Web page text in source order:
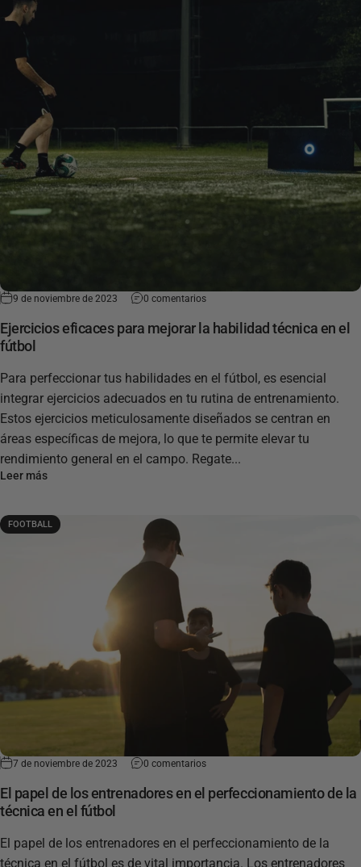
9 de noviembre de 2023 0 comentarios
Ejercicios eficaces para mejorar la habilidad técnica en el
fútbol
Para perfeccionar tus habilidades en el fútbol, es esencial
integrar ejercicios adecuados en tu rutina de entrenamiento.
Estos ejercicios meticulosamente diseñados se centran en
áreas específicas de mejora, lo que te permite elevar tu
rendimiento general en el campo. Regate...
Leer más
FOOTBALL
7 de noviembre de 2023 0 comentarios
El papel de los entrenadores en el perfeccionamiento de la
técnica en el fútbol
El papel de los entrenadores en el perfeccionamiento de la
técnica en el fútbol es de vital importancia. Los entrenadores